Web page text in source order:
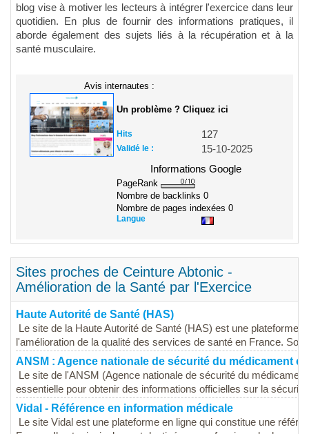
blog vise à motiver les lecteurs à intégrer l'exercice dans leur
quotidien. En plus de fournir des informations pratiques, il
aborde également des sujets liés à la récupération et à la
santé musculaire.
Avis internautes :
Un problème ? Cliquez ici
Hits 127
Validé le :
15-10-2025
Informations Google
PageRank
Nombre de backlinks 0
Nombre de pages indexées 0
Langue
Sites proches de Ceinture Abtonic -
Amélioration de la Santé par l'Exercice
Haute Autorité de Santé (HAS)
Le site de la Haute Autorité de Santé (HAS) est une plateforme
l'amélioration de la qualité des services de santé en France. Son
ANSM : Agence nationale de sécurité du médicament
Le site de l'ANSM (Agence nationale de sécurité du
essentielle pour obtenir des informations officielles sur la
Vidal - Référence en information médicale
Le site Vidal est une plateforme en ligne qui constitue une